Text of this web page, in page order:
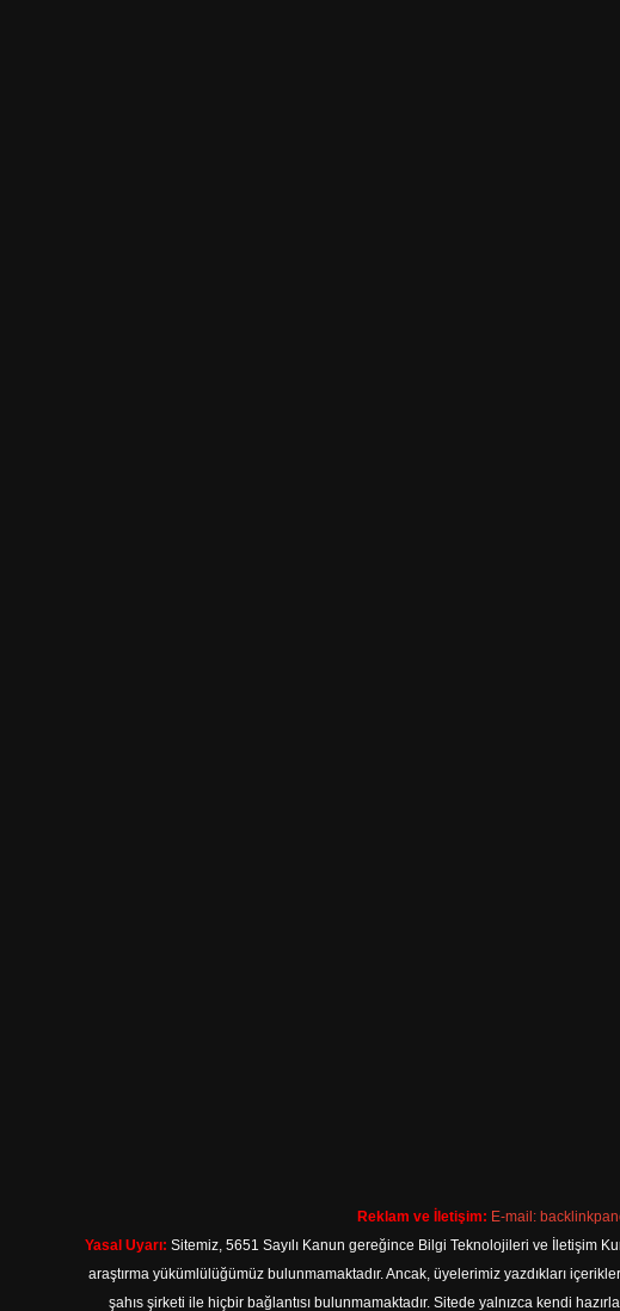
Reklam ve İletişim: E-mail:
Yasal Uyarı: Sitemiz, 5651 Sayılı Kanun gereğince Bilgi Teknolojileri ve İletişim
araştırma yükümlülüğümüz bulunmamaktadır. Ancak, üyelerimiz yazdıkları
şahıs şirketi ile hiçbir bağlantısı bulunmamaktadır. Sitede yalnızca kendi